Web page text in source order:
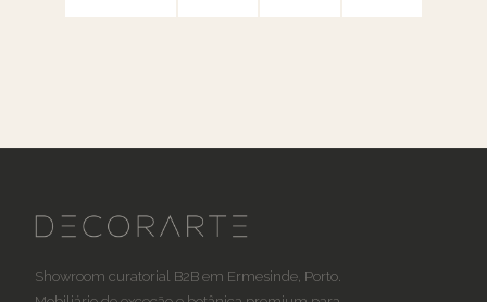
Showroom curatorial B2B em Ermesinde, Porto.